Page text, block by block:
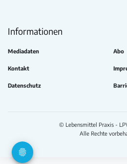
Informationen
Mediadaten Abo
Kontakt
Datenschutz
© Lebensmittel Praxis -
Alle Rechte